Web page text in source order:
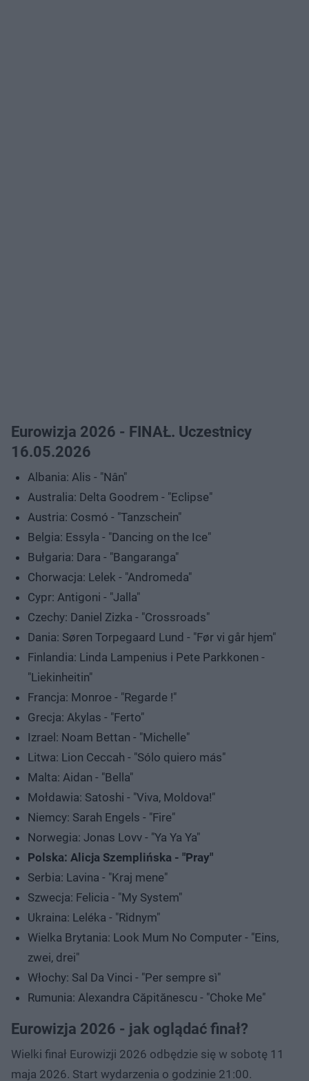
Eurowizja 2026 - FINAŁ. Uczestnicy
16.05.2026
Albania: Alis - "Nân"
Australia: Delta Goodrem - "Eclipse"
Austria: Cosmó - "Tanzschein"
Belgia: Essyla - "Dancing on the Ice"
Bułgaria: Dara - "Bangaranga"
Chorwacja: Lelek - "Andromeda"
Cypr: Antigoni - "Jalla"
Czechy: Daniel Zizka - "Crossroads"
Dania: Søren Torpegaard Lund - "Før vi går hjem"
Finlandia: Linda Lampenius i Pete Parkkonen -
"Liekinheitin"
Francja: Monroe - "Regarde !"
Grecja: Akylas - "Ferto"
Izrael: Noam Bettan - "Michelle"
Litwa: Lion Ceccah - "Sólo quiero más"
Malta: Aidan - "Bella"
Mołdawia: Satoshi - "Viva, Moldova!"
Niemcy: Sarah Engels - "Fire"
Norwegia: Jonas Lovv - "Ya Ya Ya"
Polska: Alicja Szemplińska - "Pray"
Serbia: Lavina - "Kraj mene"
Szwecja: Felicia - "My System"
Ukraina: Leléka - "Ridnym"
Wielka Brytania: Look Mum No Computer - "Eins,
zwei, drei"
Włochy: Sal Da Vinci - "Per sempre sì"
Rumunia: Alexandra Căpitănescu - "Choke Me"
Eurowizja 2026 - jak oglądać finał?
Wielki finał Eurowizji 2026 odbędzie się w sobotę 11
maja 2026. Start wydarzenia o godzinie 21:00.